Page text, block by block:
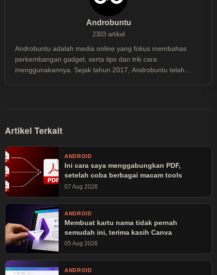
Androbuntu
2303 artikel
Androbuntu adalah media online yang fokus membahas
perkembangan gadget, serta tips dan trik cara
menggunakannya. Sejak tahun 2017, Androbuntu telah
Artikel Terkait
ANDROID
Ini cara saya menggabungkan PDF,
setelah coba berbagai macam tools
07 Aug 2026
ANDROID
Membuat kartu nama tidak pernah
semudah ini, terima kasih Canva
05 Aug 2026
ANDROID